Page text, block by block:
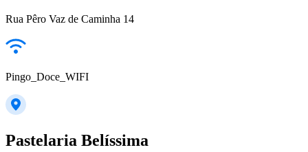
Rua Pêro Vaz de Caminha 14
Pingo_Doce_WIFI
Pastelaria Belíssima